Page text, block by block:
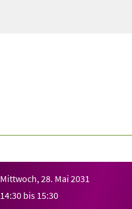
Mittwoch, 28. Mai 2031
14:30 bis 15:30